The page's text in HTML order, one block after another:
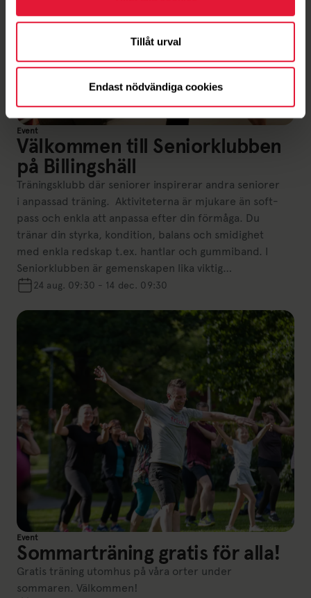
Tillåt urval
Endast nödvändiga cookies
Event
Välkommen till Seniorklubben
på Billingshäll
Träningsklubb där seniorer inspirerar andra seniorer
i anpassad träning. Aktiviteterna är mjukare än soft-
pass och enkla att anpassa efter din förmåga. Du
tränar din styrka, kondition, balans och smidighet
med enkla redskap t.ex. hantlar och gummiband. I
Seniorklubben är gemenskapen lika viktig…
24 aug. 09:30 - 14 dec. 09:30
Event
Sommarträning gratis för alla!
Gratis träning utomhus på våra orter under
sommaren. Välkommen!